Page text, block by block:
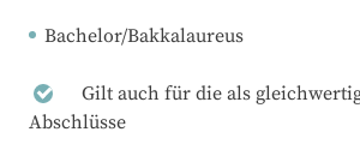
Bachelor/Bakkalaureus
Gilt auch für die als
Abschlüsse